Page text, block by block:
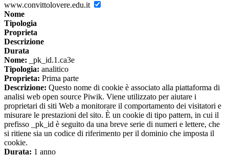
www.convittolovere.edu.it
Nome
Tipologia
Proprieta
Descrizione
Durata
Nome: _pk_id.1.ca3e
Tipologia: analitico
Proprieta: Prima parte
Descrizione: Questo nome di cookie è associato alla piattaforma di
analisi web open source Piwik. Viene utilizzato per aiutare i
proprietari di siti Web a monitorare il comportamento dei visitatori e
misurare le prestazioni del sito. È un cookie di tipo pattern, in cui il
prefisso _pk_id è seguito da una breve serie di numeri e lettere, che
si ritiene sia un codice di riferimento per il dominio che imposta il
cookie.
Durata: 1 anno